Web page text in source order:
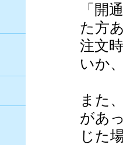
「開
た方
注文
いか
また
があ
じた